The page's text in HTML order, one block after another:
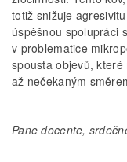
totiž snižuje
úspěšnou spolupráci
v problematice
spousta objevů,
až nečekaným
Pane docente,